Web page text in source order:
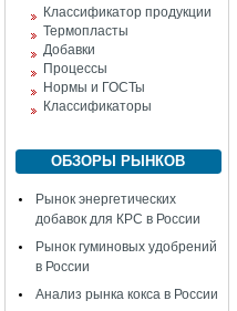
Классификатор продукции
Термопласты
Добавки
Процессы
Нормы и ГОСТы
Классификаторы
ОБЗОРЫ РЫНКОВ
Рынок энергетических
добавок для КРС в России
Рынок гуминовых удобрений
в России
Анализ рынка кокса в России